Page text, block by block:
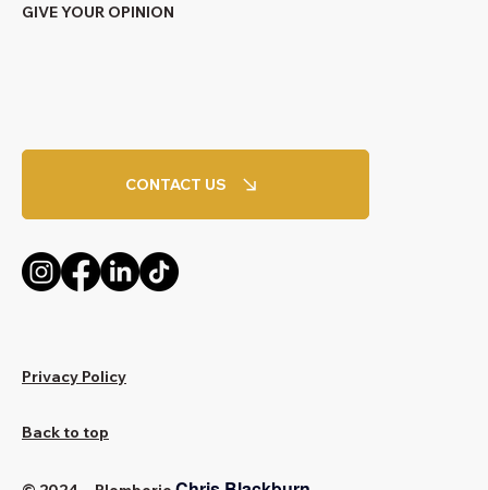
GIVE YOUR OPINION
CONTACT US
Privacy Policy
Back to top